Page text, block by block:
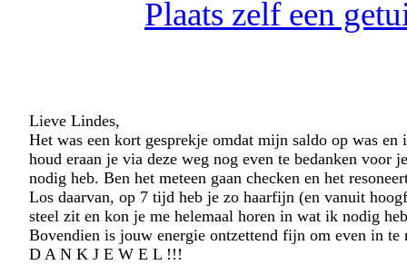
Plaats zelf een
Lieve Lindes,
Het was een kort gesprekje omdat mijn saldo op was
houd eraan je via deze weg nog even te bedanken
nodig heb. Ben het meteen gaan checken en het
Los daarvan, op 7 tijd heb je zo haarfijn (en vanuit
steel zit en kon je me helemaal horen in wat ik nodig
Bovendien is jouw energie ontzettend fijn om even in te
D A N K J E W E L !!!